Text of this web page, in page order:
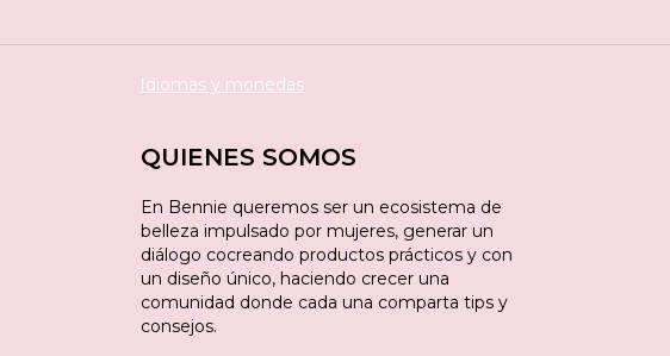
Idiomas y monedas
QUIENES SOMOS
En Bennie queremos ser un ecosistema de
belleza impulsado por mujeres, generar un
diálogo cocreando productos prácticos y con
un diseño único, haciendo crecer una
comunidad donde cada una comparta tips y
consejos.